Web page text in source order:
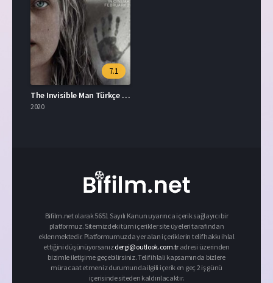
7.1
The Invisible Man Türkçe Dublaj İzle
2020
Bifilm.net olarak 5651 Sayılı Kanun uyarınca içerik sağlayıcı bir
platformuz. Sitemizdeki tüm içerikler site üyeleri tarafından
eklenmektedir. Platformumuzda yer alan içeriklerin telif hakkı ihlal
ettiğini düşünüyorsanızdergi@outlook.com.tr adresi üzerinden
bizimle iletişime geçebilirsiniz. Telif ihlali kapsamında bizlere
müracaat etmeniz durumunda ilgili içerik en geç 2 iş günü
içerisinde siteden kaldırılacaktır.